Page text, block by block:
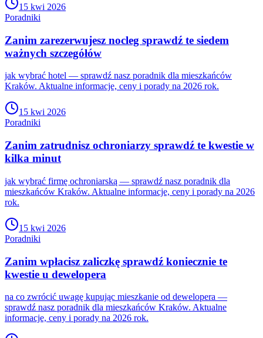
15 kwi 2026
Poradniki
Zanim zarezerwujesz nocleg sprawdź te siedem
ważnych szczegółów
jak wybrać hotel — sprawdź nasz poradnik dla mieszkańców
Kraków. Aktualne informacje, ceny i porady na 2026 rok.
15 kwi 2026
Poradniki
Zanim zatrudnisz ochroniarzy sprawdź te kwestie w
kilka minut
jak wybrać firmę ochroniarską — sprawdź nasz poradnik dla
mieszkańców Kraków. Aktualne informacje, ceny i porady na 2026
rok.
15 kwi 2026
Poradniki
Zanim wpłacisz zaliczkę sprawdź koniecznie te
kwestie u dewelopera
na co zwrócić uwagę kupując mieszkanie od dewelopera —
sprawdź nasz poradnik dla mieszkańców Kraków. Aktualne
informacje, ceny i porady na 2026 rok.